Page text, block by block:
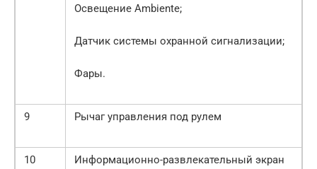
Освещение Ambiente;
Датчик системы охранной сигнализации;
Фары.
9 Рычаг управления под рулем
10 Информационно-развлекательный экран